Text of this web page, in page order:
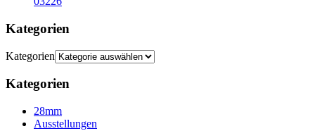
Kategorien
Kategorien
Kategorien
28mm
Ausstellungen